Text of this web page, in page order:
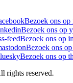
Bezoek ons op
Bezoek ons op
feedBezoek ons op
Bezoek ons
Bezoek ons op
rights reserved.